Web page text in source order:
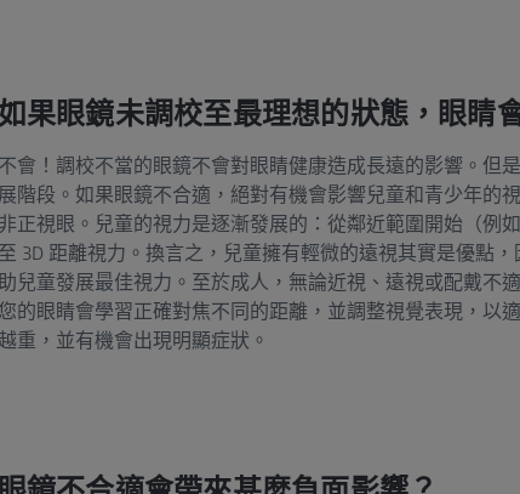
如果眼鏡未調校至最理想的狀態，眼睛
不會！調校不當的眼鏡不會對眼睛健康造成長遠的影響。但
展階段。如果眼鏡不合適，絕對有機會影響兒童和青少年的
非正視眼。兒童的視力是逐漸發展的：從鄰近範圍開始（例
至 3D 距離視力。換言之，兒童擁有輕微的遠視其實是優點
兒童發展最佳視力。至於成人，無論近視、遠視或配戴不
您的眼睛會學習正確對焦不同的距離，並調整視覺表現，以
重，並有機會出現明顯症狀。